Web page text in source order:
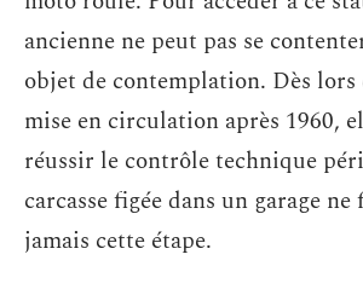
ancienne ne peut pas se
objet de contemplation. Dès lors
mise en circulation après 1960,
réussir le contrôle technique
carcasse figée dans un garage
jamais cette étape.